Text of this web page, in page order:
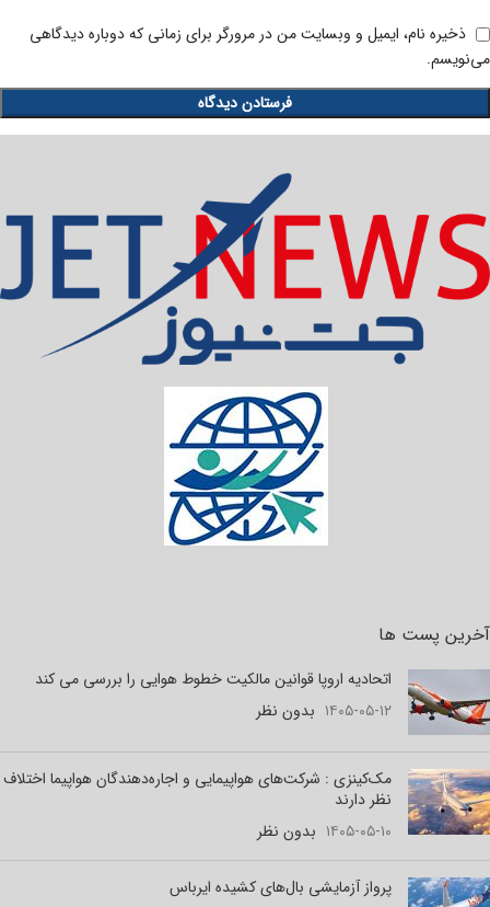
ذخیره نام، ایمیل و وبسایت من در مرورگر برای زمانی که دوباره دیدگاهی
می‌نویسم.
آخرین پست ها
اتحادیه اروپا قوانین مالکیت خطوط هوایی را بررسی می کند
۱۴۰۵-۰۵-۱۲ بدون نظر
مک‌کینزی : شرکت‌های هواپیمایی و اجاره‌دهندگان هواپیما اختلاف
نظر دارند
۱۴۰۵-۰۵-۱۰ بدون نظر
پرواز آزمایشی بال‌های کشیده ایرباس